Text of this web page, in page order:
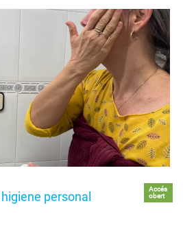
personal
Accés
obert